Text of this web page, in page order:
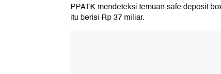
PPATK mendeteksi temuan safe deposit
itu berisi Rp 37 miliar.